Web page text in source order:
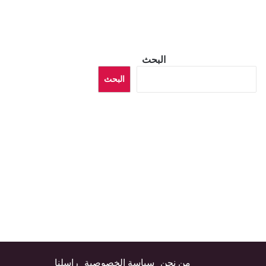
البحث
البحث
من نحن سياسة الخصوصية راسلنا